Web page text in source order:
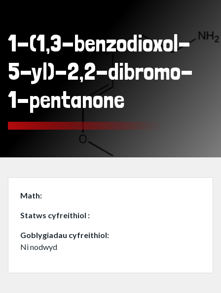
1-(1,3-benzodioxol-
5-yl)-2,2-dibromo-
1-pentanone
Math
Statws cyfreithiol
Goblygiadau cyfreithiol
Ni nodwyd